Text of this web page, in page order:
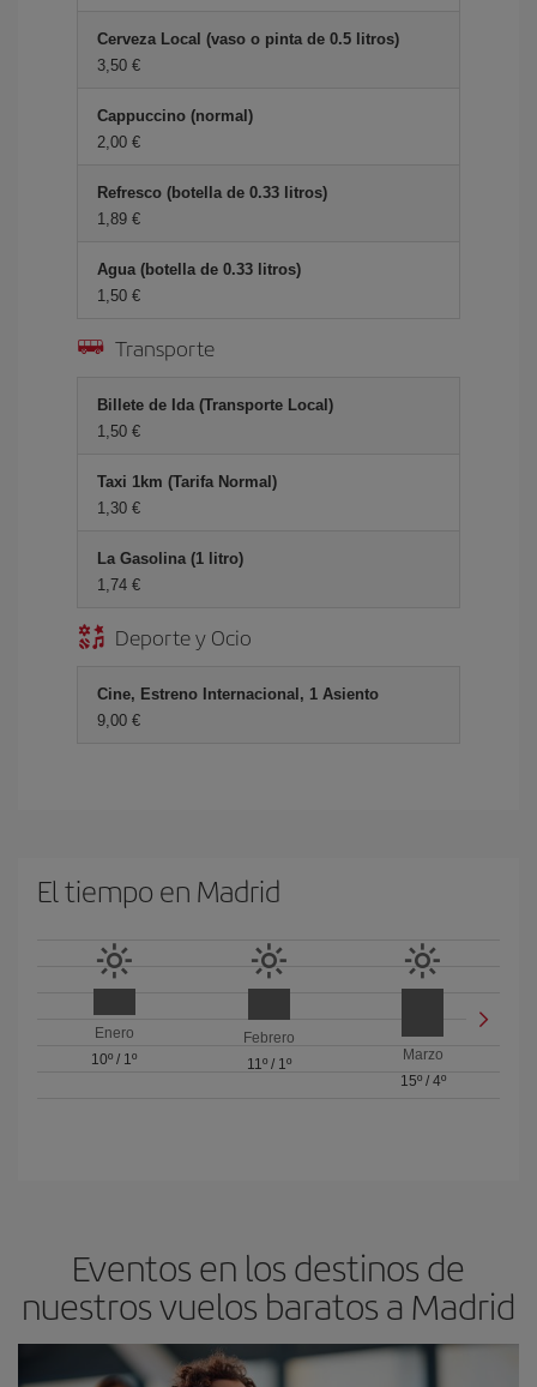
Cerveza Local (vaso o pinta de 0.5 litros)
3,50 €
Cappuccino (normal)
2,00 €
Refresco (botella de 0.33 litros)
1,89 €
Agua (botella de 0.33 litros)
1,50 €
Transporte
Billete de Ida (Transporte Local)
1,50 €
Taxi 1km (Tarifa Normal)
1,30 €
La Gasolina (1 litro)
1,74 €
Deporte y Ocio
Cine, Estreno Internacional, 1 Asiento
9,00 €
El tiempo en Madrid
Enero
10º / 1º
Febrero
11º/ 1º
Marzo
15º/ 4º
Eventos en los destinos de
nuestros vuelos baratos a Madrid